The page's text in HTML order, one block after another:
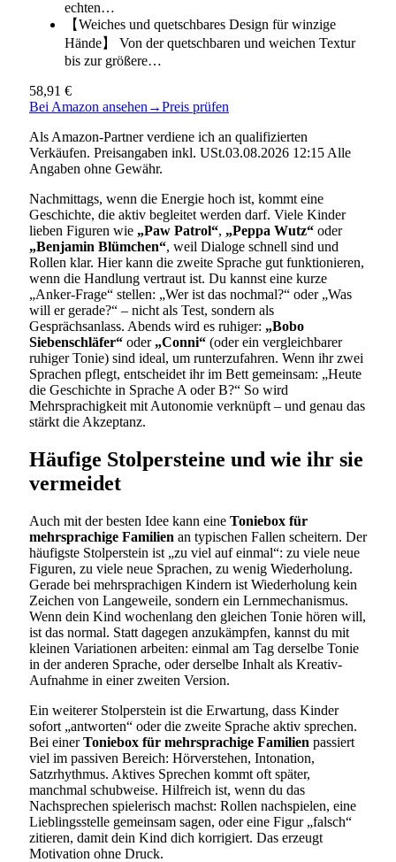
echten…
【Weiches und quetschbares Design für winzige
Hände】 Von der quetschbaren und weichen Textur
bis zur größere…
58,91 €
Bei Amazon ansehen →Preis prüfen
Als Amazon-Partner verdiene ich an qualifizierten
Verkäufen. Preisangaben inkl. USt.03.08.2026 12:15 Alle
Angaben ohne Gewähr.
Nachmittags, wenn die Energie hoch ist, kommt eine
Geschichte, die aktiv begleitet werden darf. Viele Kinder
lieben Figuren wie „Paw Patrol“, „Peppa Wutz“ oder
„Benjamin Blümchen“, weil Dialoge schnell sind und
Rollen klar. Hier kann die zweite Sprache gut funktionieren,
wenn die Handlung vertraut ist. Du kannst eine kurze
„Anker-Frage“ stellen: „Wer ist das nochmal?“ oder „Was
will er gerade?“ – nicht als Test, sondern als
Gesprächsanlass. Abends wird es ruhiger: „Bobo
Siebenschläfer“ oder „Conni“ (oder ein vergleichbarer
ruhiger Tonie) sind ideal, um runterzufahren. Wenn ihr zwei
Sprachen pflegt, entscheidet ihr im Bett gemeinsam: „Heute
die Geschichte in Sprache A oder B?“ So wird
Mehrsprachigkeit mit Autonomie verknüpft – und genau das
stärkt die Akzeptanz.
Häufige Stolpersteine und wie ihr sie
vermeidet
Auch mit der besten Idee kann eine Toniebox für
mehrsprachige Familien an typischen Fallen scheitern. Der
häufigste Stolperstein ist „zu viel auf einmal“: zu viele neue
Figuren, zu viele neue Sprachen, zu wenig Wiederholung.
Gerade bei mehrsprachigen Kindern ist Wiederholung kein
Zeichen von Langeweile, sondern ein Lernmechanismus.
Wenn dein Kind wochenlang den gleichen Tonie hören will,
ist das normal. Statt dagegen anzukämpfen, kannst du mit
kleinen Variationen arbeiten: einmal am Tag derselbe Tonie
in der anderen Sprache, oder derselbe Inhalt als Kreativ-
Aufnahme in einer zweiten Version.
Ein weiterer Stolperstein ist die Erwartung, dass Kinder
sofort „antworten“ oder die zweite Sprache aktiv sprechen.
Bei einerToniebox für mehrsprachige Familien passiert
viel im passiven Bereich: Hörverstehen, Intonation,
Satzrhythmus. Aktives Sprechen kommt oft später,
manchmal schubweise. Hilfreich ist, wenn du das
Nachsprechen spielerisch machst: Rollen nachspielen, eine
Lieblingsstelle gemeinsam sagen, oder eine Figur „falsch“
zitieren, damit dein Kind dich korrigiert. Das erzeugt
Motivation ohne Druck.